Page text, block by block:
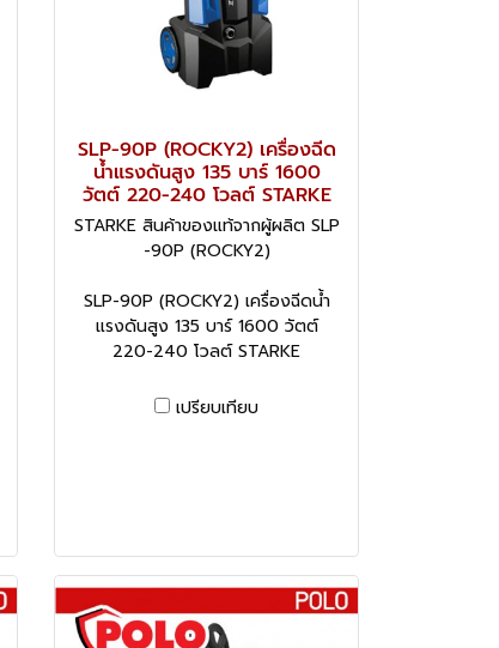
SLP-90P (ROCKY2) เครื่องฉีด
น้ำแรงดันสูง 135 บาร์ 1600
วัตต์ 220-240 โวลต์ STARKE
STARKE สินค้าของแท้จากผู้ผลิต SLP
-90P (ROCKY2)
SLP-90P (ROCKY2) เครื่องฉีดน้ำ
แรงดันสูง 135 บาร์ 1600 วัตต์
220-240 โวลต์ STARKE
เปรียบเทียบ